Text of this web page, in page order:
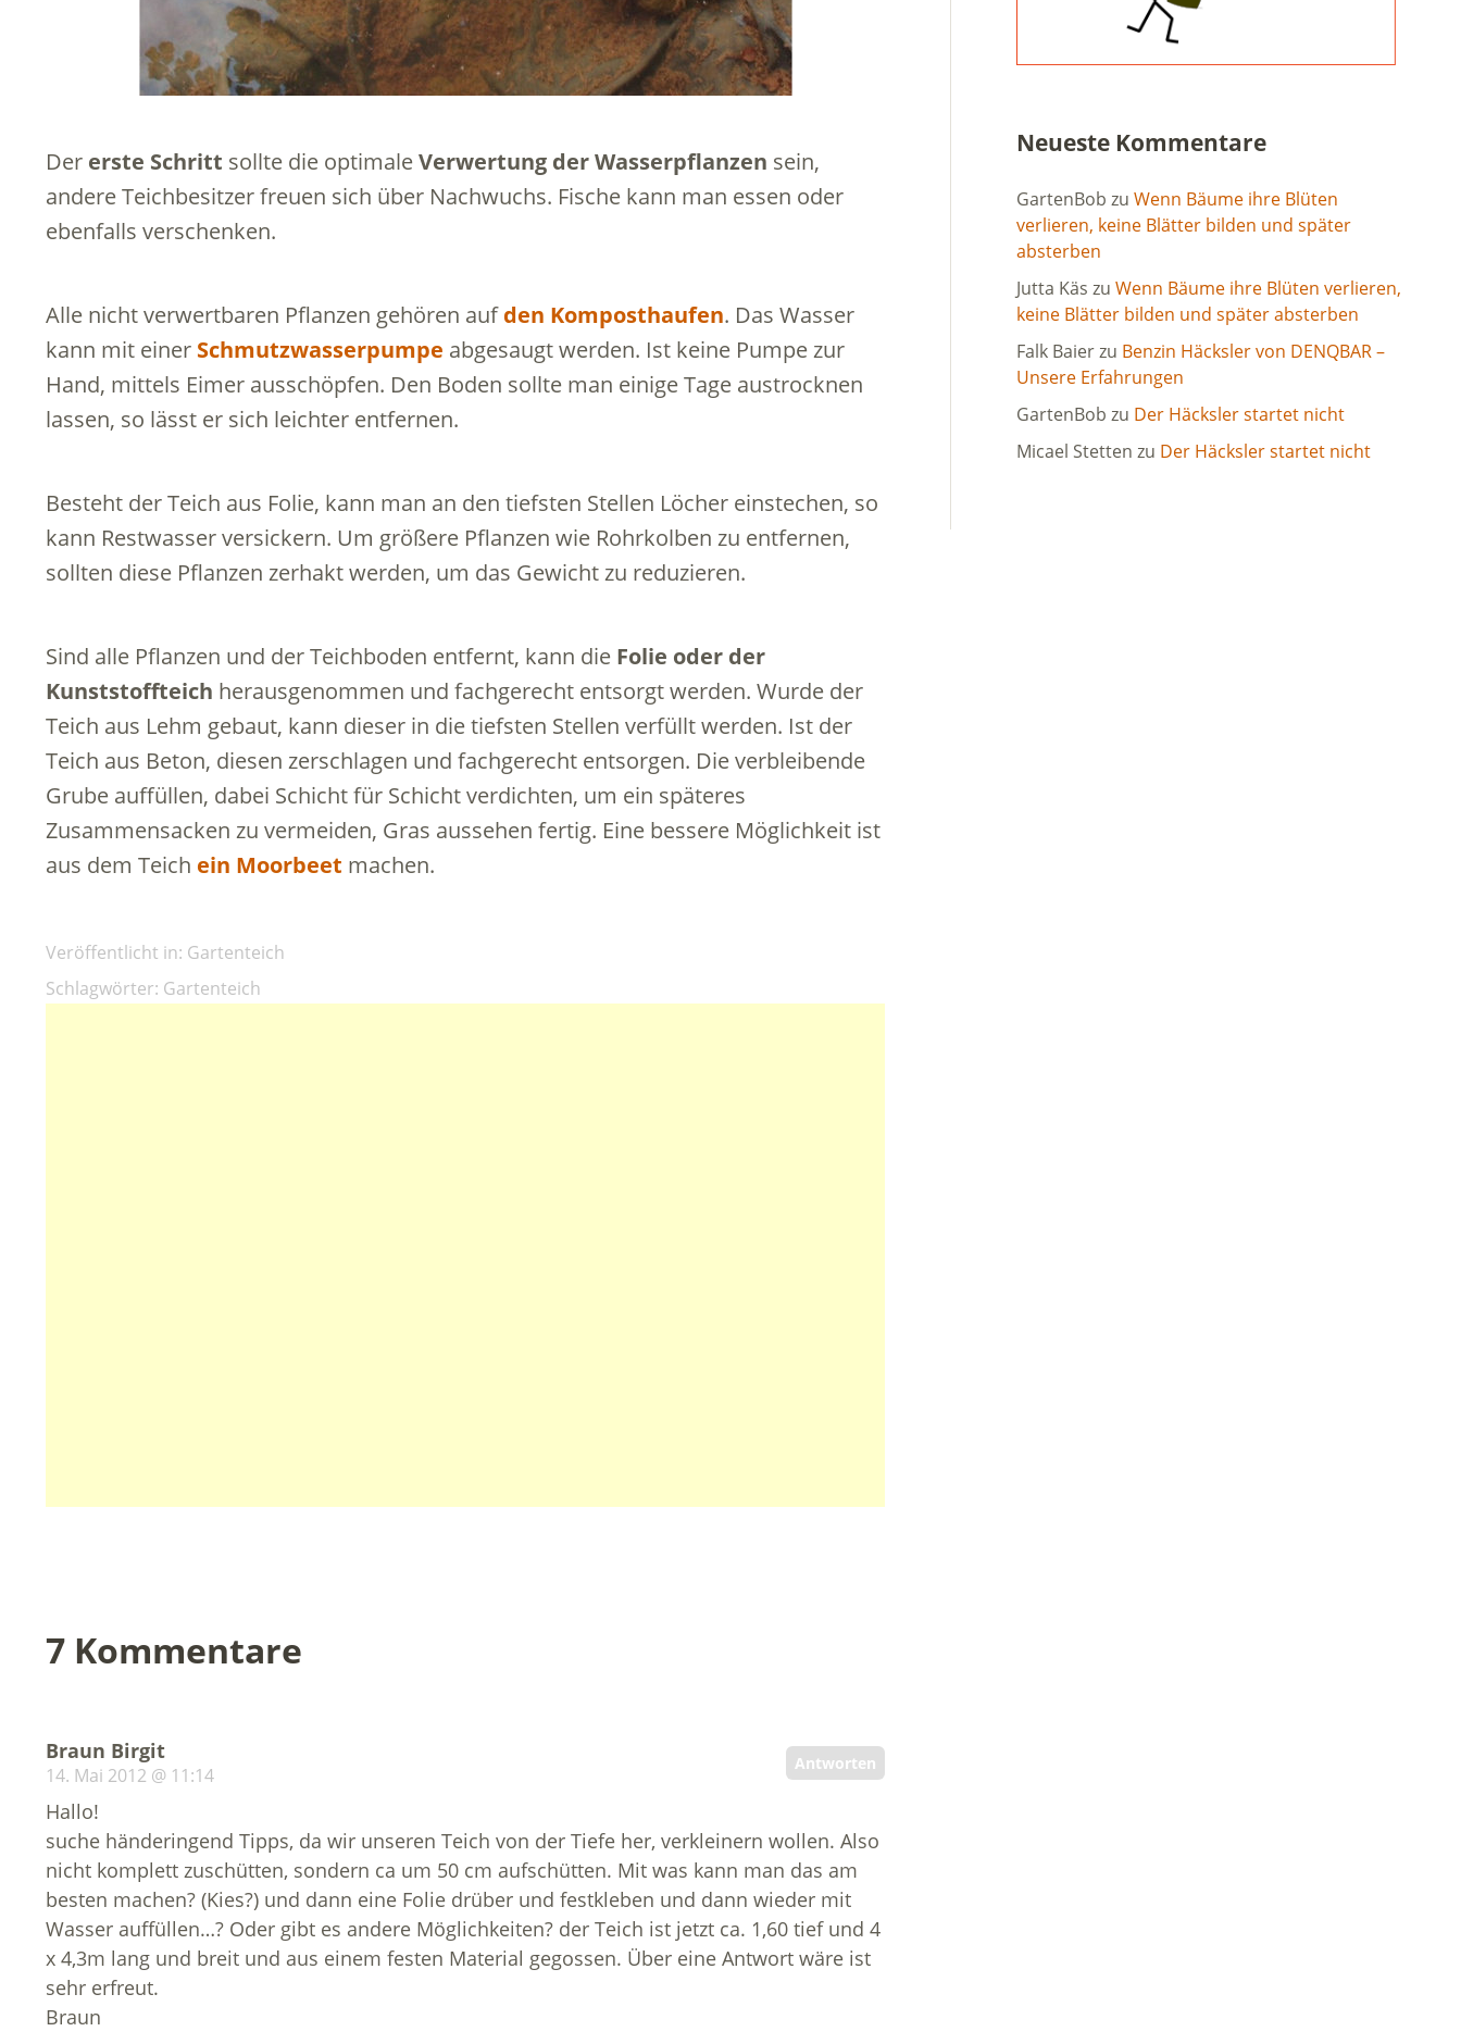
Der erste Schritt sollte die optimaleVerwertung der Wasserpflanzen sein,
andere Teichbesitzer freuen sich über Nachwuchs. Fische kann man essen oder
ebenfalls verschenken.
Alle nicht verwertbaren Pflanzen gehören aufden Komposthaufen. Das Wasser
kann mit einer Schmutzwasserpumpe abgesaugt werden. Ist keine Pumpe zur
Hand, mittels Eimer ausschöpfen. Den Boden sollte man einige Tage austrocknen
lassen, so lässt er sich leichter entfernen.
Besteht der Teich aus Folie, kann man an den tiefsten Stellen Löcher einstechen, so
kann Restwasser versickern. Um größere Pflanzen wie Rohrkolben zu entfernen,
sollten diese Pflanzen zerhakt werden, um das Gewicht zu reduzieren.
Sind alle Pflanzen und der Teichboden entfernt, kann die Folie oder der
Kunststoffteich herausgenommen und fachgerecht entsorgt werden. Wurde der
Teich aus Lehm gebaut, kann dieser in die tiefsten Stellen verfüllt werden. Ist der
Teich aus Beton, diesen zerschlagen und fachgerecht entsorgen. Die verbleibende
Grube auffüllen, dabei Schicht für Schicht verdichten, um ein späteres
Zusammensacken zu vermeiden, Gras aussehen fertig. Eine bessere Möglichkeit ist
aus dem Teich ein Moorbeet machen.
Veröffentlicht in: Gartenteich
Schlagwörter: Gartenteich
7 Kommentare
Antworten
Braun Birgit
14. Mai 2012 @ 11:14
Hallo!
suche händeringend Tipps, da wir unseren Teich von der Tiefe her, verkleinern wollen. Also
nicht komplett zuschütten, sondern ca um 50 cm aufschütten. Mit was kann man das am
besten machen? (Kies?) und dann eine Folie drüber und festkleben und dann wieder mit
Wasser auffüllen…? Oder gibt es andere Möglichkeiten? der Teich ist jetzt ca. 1,60 tief und 4
x 4,3m lang und breit und aus einem festen Material gegossen. Über eine Antwort wäre ist
sehr erfreut.
Braun
Neueste Kommentare
GartenBob zu Wenn Bäume ihre Blüten
verlieren, keine Blätter bilden und später
absterben
Jutta Käs zu Wenn Bäume ihre Blüten verlieren,
keine Blätter bilden und später absterben
Falk Baierzu Benzin Häcksler von DENQBAR –
Unsere Erfahrungen
GartenBob zu Der Häcksler startet nicht
Micael Stetten zu Der Häcksler startet nicht